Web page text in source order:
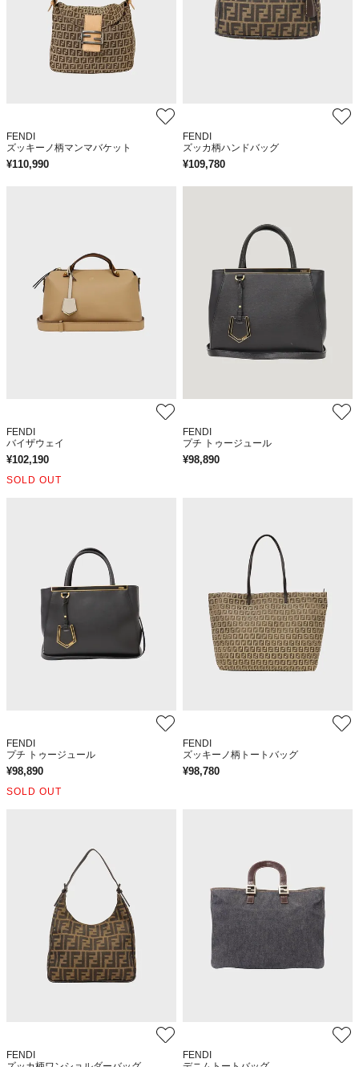
FENDI
ズッキーノ柄マンマバケット
¥110,990
FENDI
ズッカ柄ハンドバッグ
¥109,780
FENDI
バイザウェイ
¥102,190
SOLD OUT
FENDI
プチ トゥージュール
¥98,890
FENDI
プチ トゥージュール
¥98,890
SOLD OUT
FENDI
ズッキーノ柄トートバッグ
¥98,780
FENDI
FENDI